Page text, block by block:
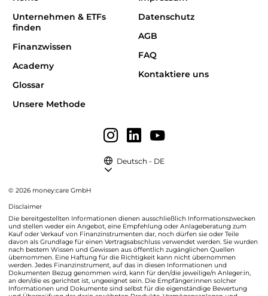
Unternehmen & ETFs
finden
Finanzwissen
Academy
Glossar
Unsere Methode
Datenschutz
AGB
FAQ
Kontaktiere uns
Deutsch - DE
© 2026 money:care GmbH
Disclaimer
Die bereitgestellten Informationen dienen ausschließlich Informationszwecken
und stellen weder ein Angebot, eine Empfehlung oder Anlageberatung zum
Kauf oder Verkauf von Finanzinstrumenten dar, noch dürfen sie oder Teile
davon als Grundlage für einen Vertragsabschluss verwendet werden. Sie wurden
nach bestem Wissen und Gewissen aus öffentlich zugänglichen Quellen
übernommen. Eine Haftung für die Richtigkeit kann nicht übernommen
werden. Jedes Finanzinstrument, auf das in diesen Informationen und
Dokumenten Bezug genommen wird, kann für den/die jeweilige/n Anleger:in,
an den/die es gerichtet ist, ungeeignet sein. Die Empfänger:innen solcher
Informationen und Dokumente sind selbst für die eigenständige Bewertung